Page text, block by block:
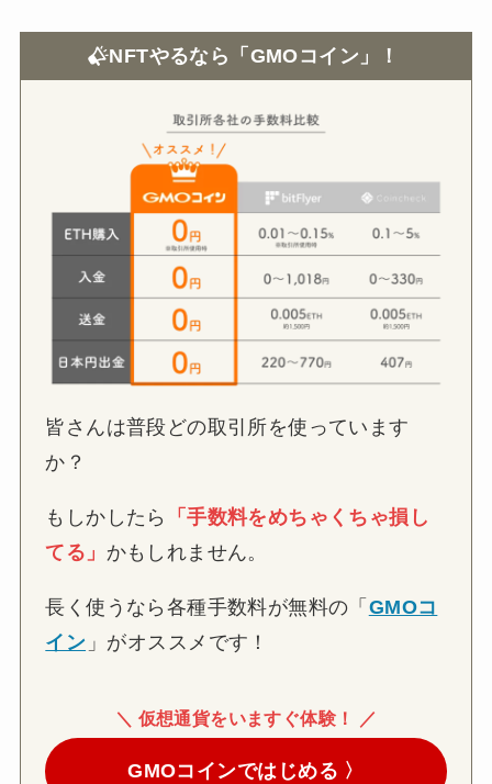
NFTやるなら「GMOコイン」！
皆さんは普段どの取引所を使っています
か？
もしかしたら
「手数料をめちゃくちゃ損し
てる」 かもしれません。
長く使うなら各種手数料が無料の「 GMOコ
イン 」がオススメです！
＼ 仮想通貨をいますぐ体験！ ／
GMOコインではじめる 〉